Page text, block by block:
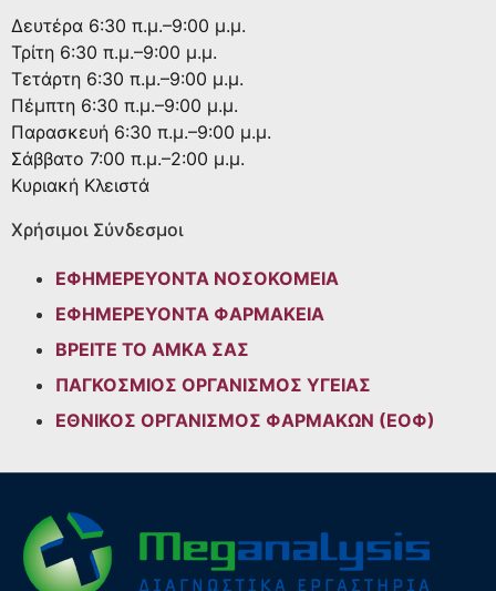
Δευτέρα 6:30 π.μ.–9:00 μ.μ.
Τρίτη 6:30 π.μ.–9:00 μ.μ.
Τετάρτη 6:30 π.μ.–9:00 μ.μ.
Πέμπτη 6:30 π.μ.–9:00 μ.μ.
Παρασκευή 6:30 π.μ.–9:00 μ.μ.
Σάββατο 7:00 π.μ.–2:00 μ.μ.
Κυριακή Κλειστά
Χρήσιμοι Σύνδεσμοι
ΕΦΗΜΕΡΕΥΟΝΤΑ ΝΟΣΟΚΟΜΕΙΑ
ΕΦΗΜΕΡΕΥΟΝΤΑ ΦΑΡΜΑΚΕΙΑ
ΒΡΕΙΤΕ ΤΟ ΑΜΚΑ ΣΑΣ
ΠΑΓΚΟΣΜΙΟΣ ΟΡΓΑΝΙΣΜΟΣ ΥΓΕΙΑΣ
ΕΘΝΙΚΟΣ ΟΡΓΑΝΙΣΜΟΣ ΦΑΡΜΑΚΩΝ (ΕΟΦ)